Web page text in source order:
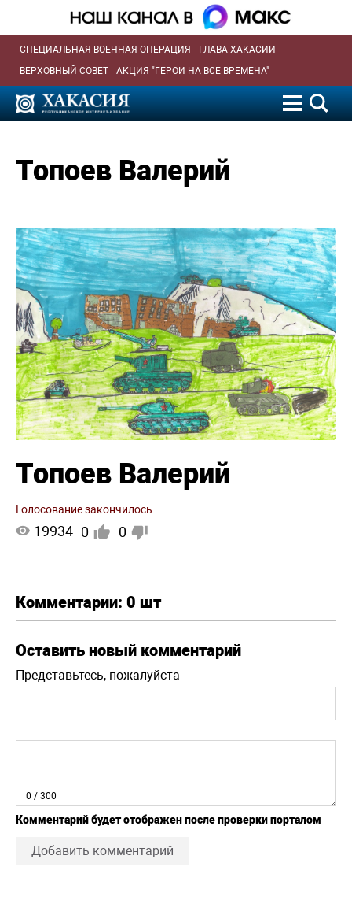
СПЕЦИАЛЬНАЯ ВОЕННАЯ ОПЕРАЦИЯ
ГЛАВА ХАКАСИИ
ВЕРХОВНЫЙ СОВЕТ
АКЦИЯ "ГЕРОИ НА ВСЕ ВРЕМЕНА"
Топоев Валерий
Топоев Валерий
Голосование закончилось
19934 0 0
Комментарии: 0 шт
Оставить новый комментарий
Представьтесь, пожалуйста
0 / 300
Комментарий будет отображен после проверки порталом
Добавить комментарий